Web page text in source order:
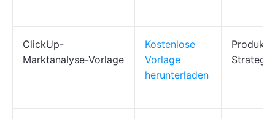
ClickUp-
Marktanalyse-Vorlage
Kostenlose
Vorlage
herunterladen
Produkt-